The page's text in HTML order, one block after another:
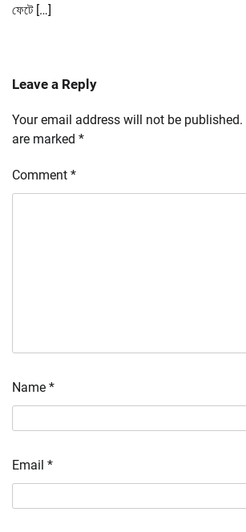
ফেটে […]
Leave a Reply
Your email address will not be published.
are marked *
Comment *
Name *
Email *